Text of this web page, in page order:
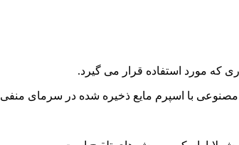
که مورد استفاده قرار می گیرد.
مایع ذخیره شده در سرمای منفی 8 و تلقیح با اسپرم منجمد.